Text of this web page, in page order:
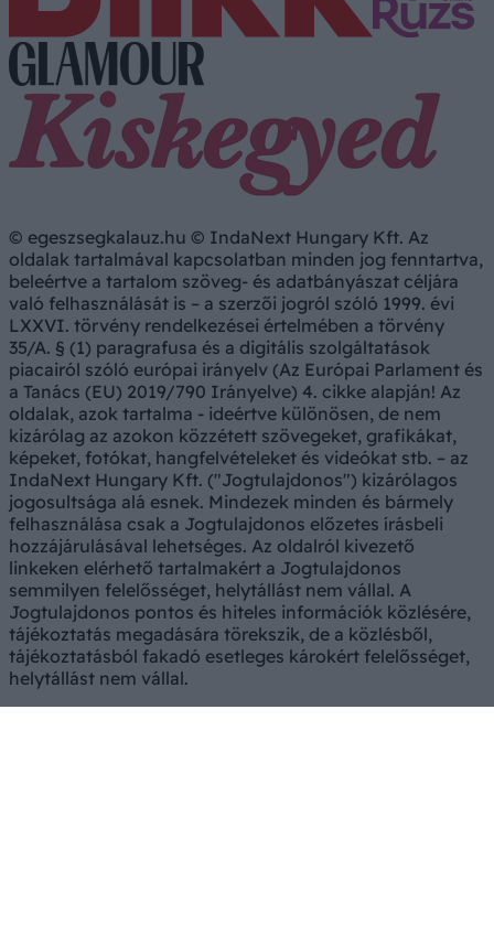
© egeszsegkalauz.hu © IndaNext Hungary Kft. Az
oldalak tartalmával kapcsolatban minden jog fenntartva,
beleértve a tartalom szöveg- és adatbányászat céljára
való felhasználását is – a szerzői jogról szóló 1999. évi
LXXVI. törvény rendelkezései értelmében a törvény
35/A. § (1) paragrafusa és a digitális szolgáltatások
piacairól szóló európai irányelv (Az Európai Parlament és
a Tanács (EU) 2019/790 Irányelve) 4. cikke alapján! Az
oldalak, azok tartalma - ideértve különösen, de nem
kizárólag az azokon közzétett szövegeket, grafikákat,
képeket, fotókat, hangfelvételeket és videókat stb. – az
IndaNext Hungary Kft. ("Jogtulajdonos") kizárólagos
jogosultsága alá esnek. Mindezek minden és bármely
felhasználása csak a Jogtulajdonos előzetes írásbeli
hozzájárulásával lehetséges. Az oldalról kivezető
linkeken elérhető tartalmakért a Jogtulajdonos
semmilyen felelősséget, helytállást nem vállal. A
Jogtulajdonos pontos és hiteles információk közlésére,
tájékoztatás megadására törekszik, de a közlésből,
tájékoztatásból fakadó esetleges károkért felelősséget,
helytállást nem vállal.